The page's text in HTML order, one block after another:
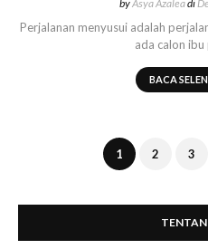
byAsya Azaleadi
Perjalanan menyusui adalah
ada calon
BACA
1 2 3